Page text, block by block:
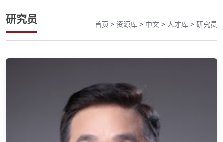
研究员 首页 > 资源库 > 中文 > 人才库 > 研究员